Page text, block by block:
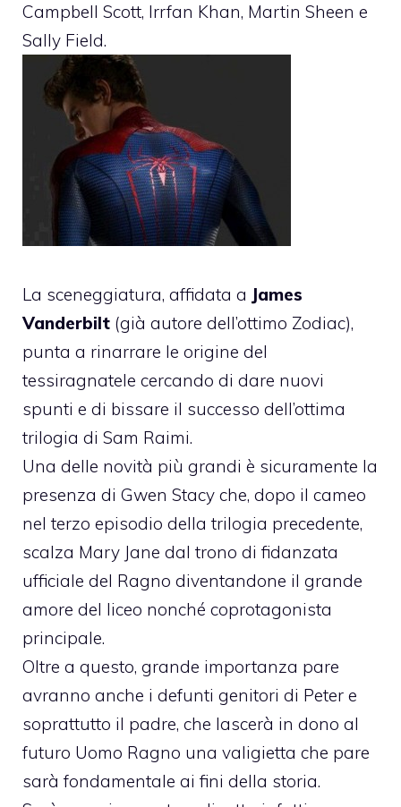
Campbell Scott, Irrfan Khan, Martin Sheen e
Sally Field.
La sceneggiatura, affidata a James
Vanderbilt (già autore dell’ottimo Zodiac),
punta a rinarrare le origine del
tessiragnatele cercando di dare nuovi
spunti e di bissare il successo dell’ottima
trilogia di Sam Raimi.
Una delle novità più grandi è sicuramente la
presenza di Gwen Stacy che, dopo il cameo
nel terzo episodio della trilogia precedente,
scalza Mary Jane dal trono di fidanzata
ufficiale del Ragno diventandone il grande
amore del liceo nonché coprotagonista
principale.
Oltre a questo, grande importanza pare
avranno anche i defunti genitori di Peter e
soprattutto il padre, che lascerà in dono al
futuro Uomo Ragno una valigietta che pare
sarà fondamentale ai fini della storia.